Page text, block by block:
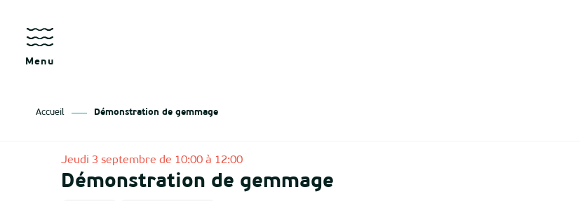
contenu
principal
Menu
Accueil Démonstration de gemmage
Jeudi 3 septembre de 10:00 à 12:00
Démonstration de gemmage